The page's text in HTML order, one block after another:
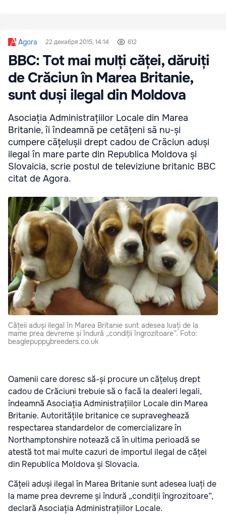
Agora 22 декабря 2015, 14:14 612
BBC: Tot mai mulți căței, dăruiți
de Crăciun în Marea Britanie,
sunt duși ilegal din Moldova
Asociația Administrațiilor Locale din Marea
Britanie, îi îndeamnă pe cetățeni să nu-și
cumpere cățelușii drept cadou de Crăciun aduși
ilegal în mare parte din Republica Moldova și
Slovaicia, scrie postul de televiziune britanic BBC
citat de Agora.
Cățeii aduși ilegal în Marea Britanie sunt adesea luați de la
mame prea devreme și îndură „condiții îngrozitoare”. Foto:
beaglepuppybreeders.co.uk
Oamenii care doresc să-și procure un cățeluș drept
cadou de Crăciuni trebuie să o facă la dealeri legali,
îndeamnă Asociația Administrațiilor Locale din Marea
Britanie. Autoritățile britanice ce supraveghează
respectarea standardelor de comercializare în
Northamptonshire notează că în ultima perioadă se
atestă tot mai multe cazuri de importul ilegal de căței
din Republica Moldova și Slovacia.
Cățeii aduși ilegal în Marea Britanie sunt adesea luați de
la mame prea devreme și îndură „condiții îngrozitoare”,
declară Asociația Administrațiilor Locale.